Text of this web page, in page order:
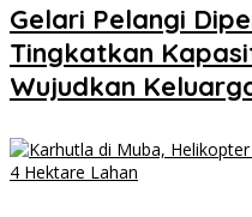
Gelari Pelangi
Tingkatkan
Wujudkan